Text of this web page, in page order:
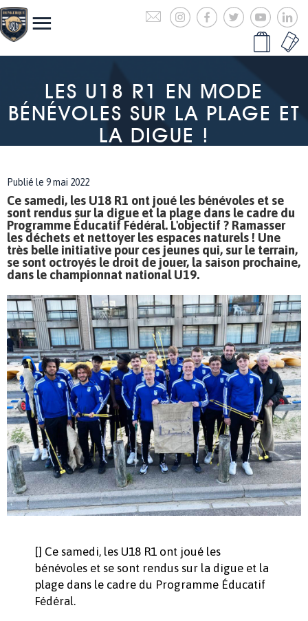
LES U18 R1 EN MODE
BÉNÉVOLES SUR LA PLAGE ET
LA DIGUE !
Publié le 9 mai 2022
Ce samedi, les U18 R1 ont joué les bénévoles et se
sont rendus sur la digue et la plage dans le cadre du
Programme Éducatif Fédéral. L'objectif ? Ramasser
les déchets et nettoyer les espaces naturels ! Une
très belle initiative pour ces jeunes qui, sur le terrain,
se sont octroyés le droit de jouer, la saison prochaine,
dans le championnat national U19.
[] Ce samedi, les U18 R1 ont joué les
bénévoles et se sont rendus sur la digue et la
plage dans le cadre du Programme Éducatif
Fédéral.